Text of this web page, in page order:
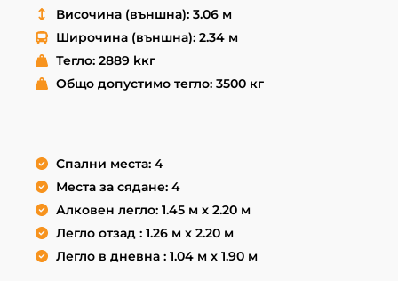
Височина (външна): 3.06 м
Широчина (външна): 2.34 м
Тегло: 2889 kкг
Общо допустимо тегло: 3500 кг
Спални места: 4
Места за сядане: 4
Алковен легло: 1.45 м x 2.20 м
Легло отзад : 1.26 м x 2.20 м
Легло в дневна : 1.04 м x 1.90 м